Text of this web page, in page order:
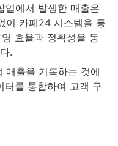
업에서 발생한 매출은
이 카페24 시스템을 통
효율과 정확성을 동
.
매출을 기록하는 것에
터를 통합하여 고객 구